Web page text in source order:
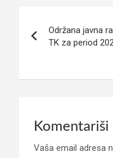
članaka
Održana javna
TK za period
Komentariši
Vaša email adresa